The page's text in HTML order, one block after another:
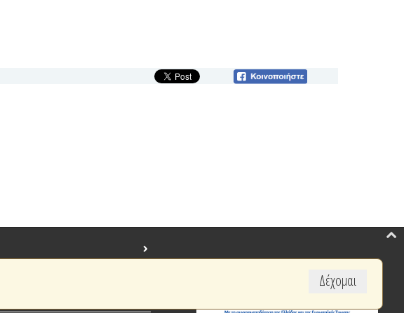
Δέχομαι